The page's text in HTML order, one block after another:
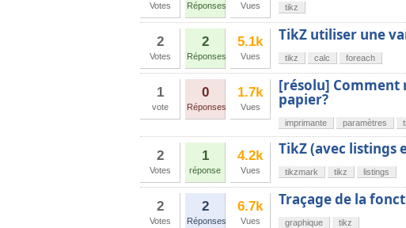
Votes Réponses Vues tikz
2
Votes
2
Réponses
5.1k
Vues
TikZ utiliser une
tikz calc foreach
1
vote
0
Réponses
1.7k
Vues
[résolu] Comment
papier?
imprimante paramètres
2
Votes
1
réponse
4.2k
Vues
TikZ (avec listings
tikzmark tikz listings
2
Votes
2
Réponses
6.7k
Vues
Traçage de la
graphique tikz